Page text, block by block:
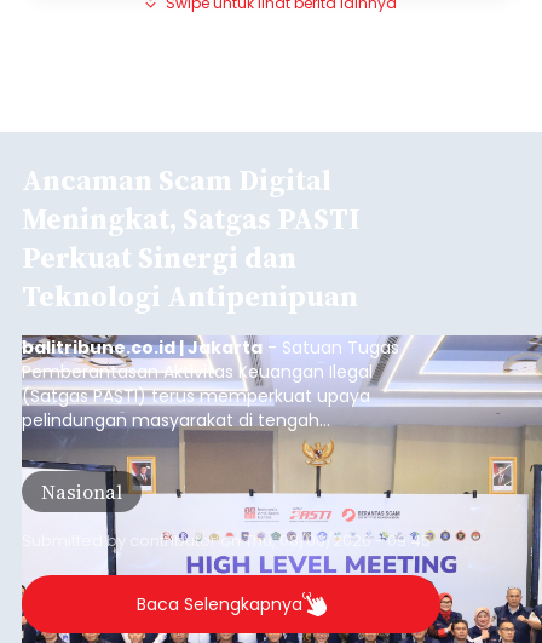
Ancaman Scam Digital
Meningkat, Satgas PASTI
Perkuat Sinergi dan
Teknologi Antipenipuan
balitribune.co.id | Jakarta - Satuan Tugas
Pemberantasan Aktivitas Keuangan Ilegal
(Satgas PASTI) terus memperkuat upaya
pelindungan masyarakat di tengah
meningkatnya ancaman penipuan digital yang
semakin kompleks.
Nasional
Submitted by contributoronThu, 08/06/2026 - 09:45
Baca Selengkapnya